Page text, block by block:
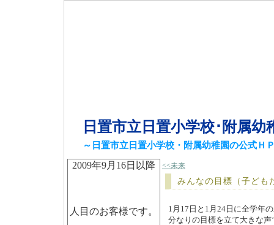
日置市立日置小学校･附属幼
～日置市立日置小学校・附属幼稚園の公式Ｈ
2009年9月16日以降
人目のお客様です。
<<未来
みんなの目標（子ども
1月17日と1月24日に全学年
分なりの目標を立て大きな